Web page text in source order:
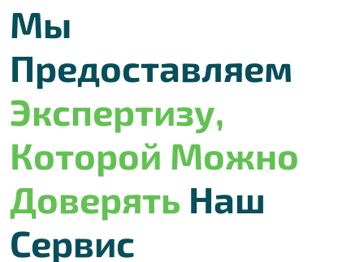
Мы
Предоставляем
Экспертизу,
Которой Можно
Доверять Наш
Сервис